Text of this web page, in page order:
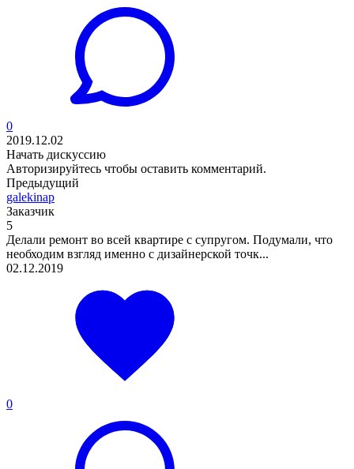
0
2019.12.02
Начать дискуссию
Авторизируйтесь чтобы оставить комментарий.
Предыдущий
galekinap
Заказчик
5
Делали ремонт во всей квартире с супругом. Подумали, что
необходим взгляд именно с дизайнерской точк...
02.12.2019
0